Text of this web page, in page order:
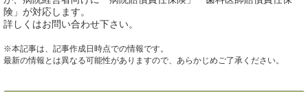
険」が対応します。
詳しくはお問い合わせ下さい。
※本記事は、記事作成日時点での情報です。
最新の情報とは異なる可能性がありますので、あらかじめご了承ください。